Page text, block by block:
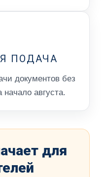
ПОДАЧА
документов без
августа.
для